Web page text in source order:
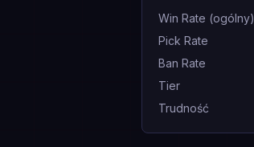
Win Rate (ogólny)
Pick Rate
Ban Rate
Tier
Trudność